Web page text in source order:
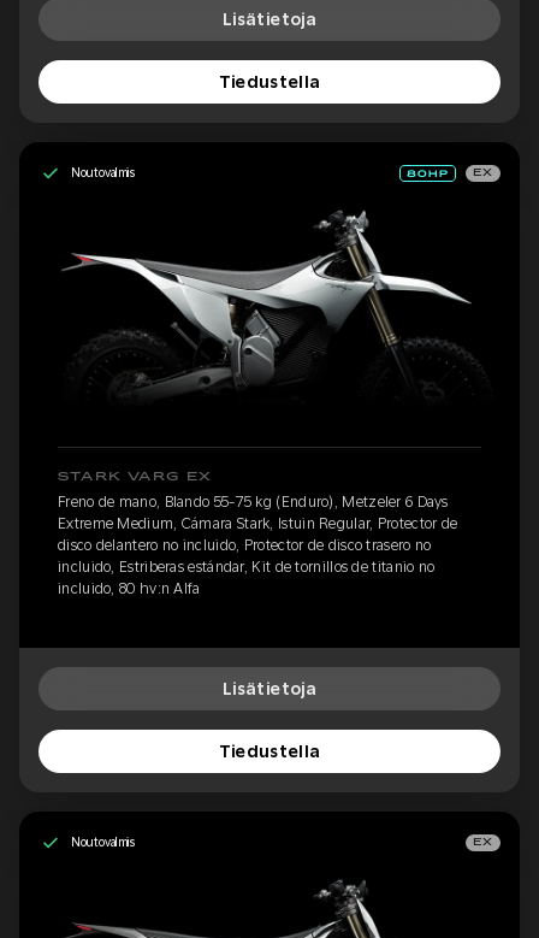
Lisätietoja
Tiedustella
Noutovalmis EX
STARK VARG EX
Freno de mano, Blando 55-75 kg (Enduro), Metzeler 6 Days
Extreme Medium, Cámara Stark, Istuin Regular, Protector de
disco delantero no incluido, Protector de disco trasero no
incluido, Estriberas estándar, Kit de tornillos de titanio no
incluido, 80 hv:n Alfa
Lisätietoja
Tiedustella
Noutovalmis EX